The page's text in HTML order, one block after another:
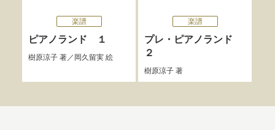
楽譜
ピアノランド １
樹原涼子著／ 岡久留実絵
楽譜
プレ・ピアノランド
２
樹原涼子著